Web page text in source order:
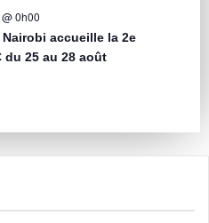
0h00
accueille la 2e
du 25 au 28 août